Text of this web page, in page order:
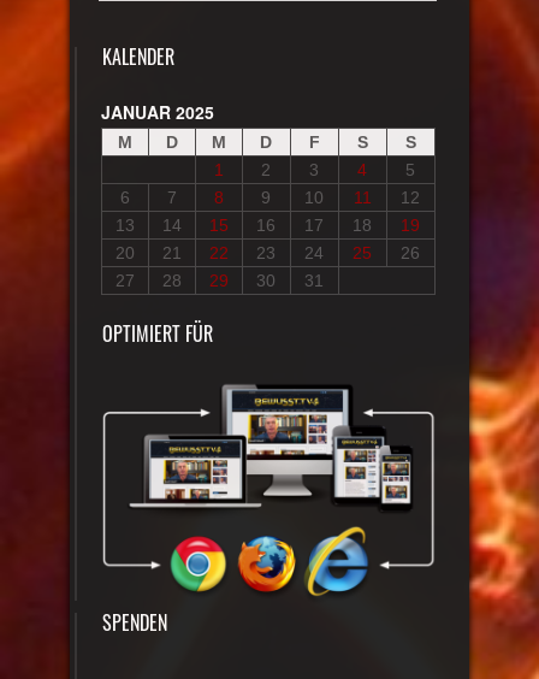
KALENDER
JANUAR 2025
M D M D F S
S
1
2 3 4
5
6
7 8 9 10 11
12
13
14 15 16 17 18
19
20
21 22 23 24 25
26
27
28 29 30 31
OPTIMIERT FÜR
SPENDEN